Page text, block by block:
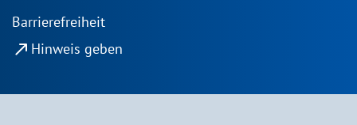
Barrierefreiheit
north_east Hinweis geben